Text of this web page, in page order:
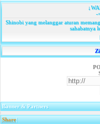
-
Shinobi yang melanggar aturan
sahabatnya
Banner & Partners
Share|